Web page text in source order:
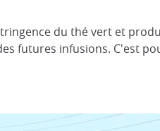
du thé vert et
futures infusions. C'est